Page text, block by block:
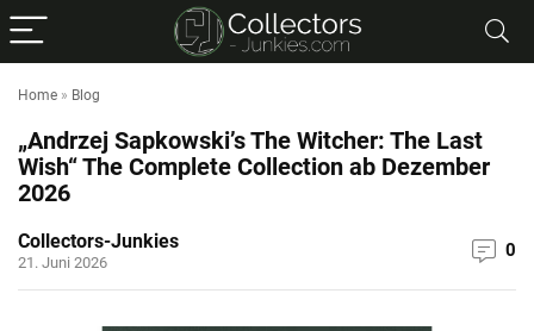
Home » Blog
„Andrzej Sapkowski’s The Witcher: The Last
Wish“ The Complete Collection ab Dezember
2026
Collectors-Junkies
21. Juni 2026
0